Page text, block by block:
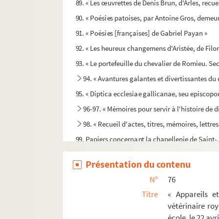
89. « Les œuvrettes de Denis Brun, d'Arles,
90. « Poésies patoises, par Antoine Gros,
91. « Poésies [françaises] de Gabriel Payan »
92. « Les heureux changemens d'Aristée, de
93. « Le portefeuille du chevalier de Romieu.
94. « Avantures galantes et divertissantes
95. « Diptica ecclesiae gallicanae, seu
96-97. « Mémoires pour servir à l'histoire de
98. « Recueil d'actes, titres, mémoires,
99. Papiers concernant la chapellenie de
100. « Nécrologe dans lequel sont marqués
101. « Établissemens de l'ordre de la
102. « Règle de l'ordre des chevaliers de Saint-
103. « L'esprit du cérémonial d'Aix en la
105. « Adversaria subsesciva (sic). Mélanges
Présentation du contenu
N°
76
Titre
« Appareils
vétérinaire